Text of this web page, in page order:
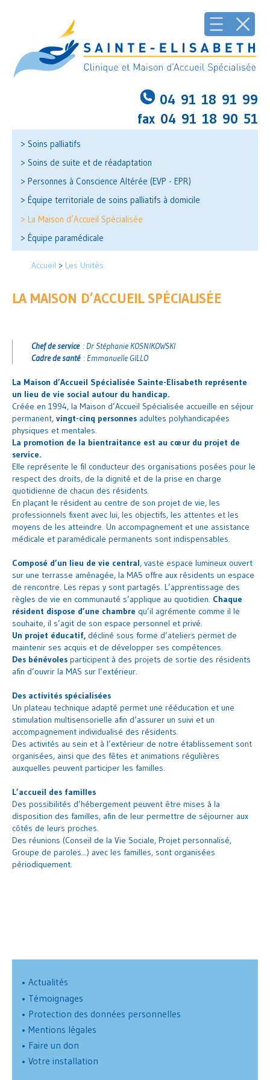
04 91 18 91 99
fax 04 91 18 90 51
> Soins palliatifs
> Soins de suite et de réadaptation
> Personnes à Conscience Altérée (EVP - EPR)
> Équipe territoriale de soins palliatifs à domicile
> La Maison d’Accueil Spécialisée
> Équipe paramédicale
Accueil > Les Unités
LA MAISON D’ACCUEIL SPÉCIALISÉE
Chef de service: Dr Stéphanie KOSNIKOWSKI
Cadre de santé: Emmanuelle GILLO
La Maison d’Accueil Spécialisée Sainte-Elisabeth représente
un lieu de vie social autour du handicap.
Créée en 1994, la Maison d’Accueil Spécialisée accueille en séjour
permanent, vingt-cinq personnes adultes polyhandicapées
physiques et mentales.
La promotion de la bientraitance est au cœur du projet de
service.
Elle représente le fil conducteur des organisations posées pour le
respect des droits, de la dignité et de la prise en charge
quotidienne de chacun des résidents.
En plaçant le résident au centre de son projet de vie, les
professionnels fixent avec lui, les objectifs, les attentes et les
moyens de les atteindre. Un accompagnement et une assistance
médicale et paramédicale permanents sont indispensables.
Composé d’un lieu de vie central, vaste espace lumineux ouvert
sur une terrasse aménagée, la MAS offre aux résidents un espace
de rencontre. Les repas y sont partagés. L’apprentissage des
règles de vie en communauté s’applique au quotidien. Chaque
résident dispose d’une chambre qu’il agrémente comme il le
souhaite, il s’agit de son espace personnel et privé.
Un projet éducatif, décliné sous forme d’ateliers permet de
maintenir ses acquis et de développer ses compétences.
Des bénévoles participent à des projets de sortie des résidents
afin d’ouvrir la MAS sur l’extérieur.
Des activités spécialisées
Un plateau technique adapté permet une rééducation et une
stimulation multisensorielle afin d’assurer un suivi et un
accompagnement individualisé des résidents.
Des activités au sein et à l’extérieur de notre établissement sont
organisées, ainsi que des fêtes et animations régulières
auxquelles peuvent participer les familles.
L’accueil des familles
Des possibilités d’hébergement peuvent être mises à la
disposition des familles, afin de leur permettre de séjourner aux
côtés de leurs proches.
Des réunions (Conseil de la Vie Sociale, Projet personnalisé,
Groupe de paroles...) avec les familles, sont organisées
périodiquement.
• Actualités
• Témoignages
• Protection des données personnelles
• Mentions légales
• Faire un don
• Votre installation